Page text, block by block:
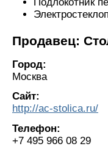
Продавец:
Город:
Москва
Сайт:
http://ac-stolica.ru/
Телефон:
+7 495 966 08 29